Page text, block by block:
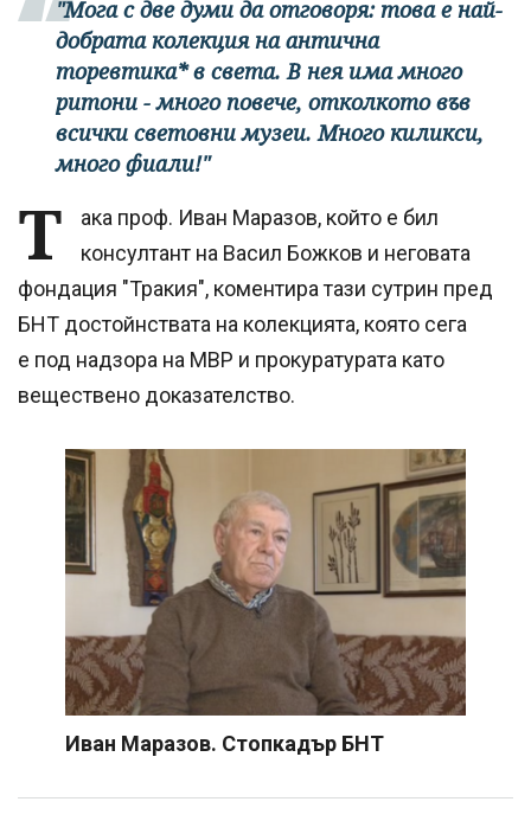
"Мога с две думи да отговоря: това е най-
добрата колекция на антична
торевтика* в света. В нея има много
ритони - много повече, отколкото във
всички световни музеи. Много киликси,
много фиали!"
Т
ака проф. Иван Маразов, който е бил
консултант на Васил Божков и неговата
фондация "Тракия", коментира тази сутрин пред
БНТ достойнствата на колекцията, която сега
е под надзора на МВР и прокуратурата като
веществено доказателство.
Иван Маразов. Стопкадър БНТ